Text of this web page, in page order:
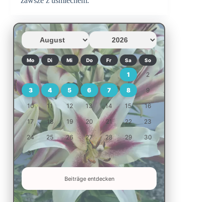
Mo Di Mi Do Fr Sa So
1 2
3 4 5 6 7 8 9
10 11 12 13 14 15 16
17 18 19 20 21 22 23
24 25 26 27 28 29 30
31
Beiträge entdecken